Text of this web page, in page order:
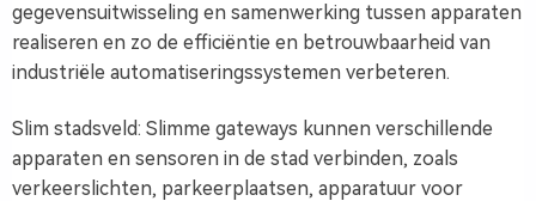
gegevensuitwisseling en samenwerking tussen apparaten
realiseren en zo de efficiëntie en betrouwbaarheid van
industriële automatiseringssystemen verbeteren.
Slim stadsveld: Slimme gateways kunnen verschillende
apparaten en sensoren in de stad verbinden, zoals
verkeerslichten, parkeerplaatsen, apparatuur voor